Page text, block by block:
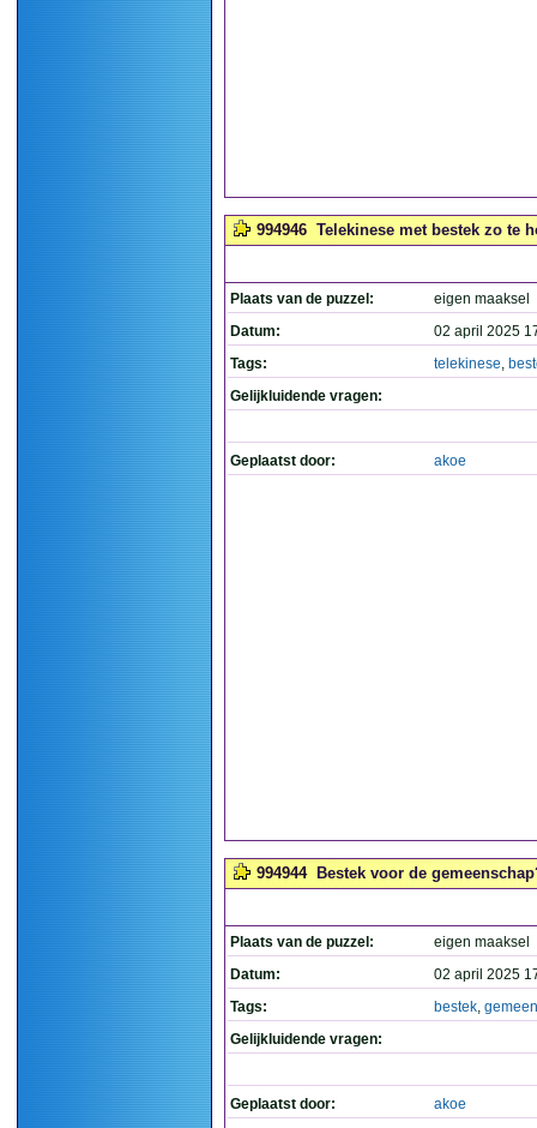
994946 Telekinese met bestek zo te
Plaats van de puzzel:
eigen maaksel
Datum:
02 april 2025
Tags:
telekinese,
Gelijkluidende vragen:
Geplaatst door: akoe
994944 Bestek voor de
Plaats van de puzzel:
eigen maaksel
Datum:
02 april 2025
Tags:
bestek,
Gelijkluidende vragen:
Geplaatst door: akoe